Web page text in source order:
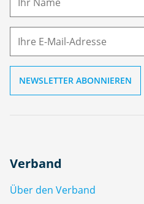
M
Verband
Über den Verband